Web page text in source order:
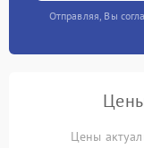
Отправляя, Вы
Цены